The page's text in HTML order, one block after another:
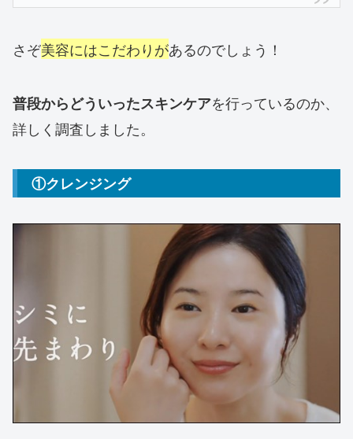
さぞ美容にはこだわりがあるのでしょう！
普段からどういったスキンケアを行っているのか、
詳しく調査しました。
①クレンジング